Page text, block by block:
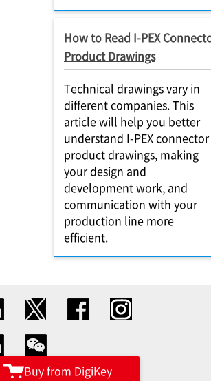
How to Read I-PEX
Product Drawings
Technical drawings vary in
different companies. This
article will help you better
understand I-PEX connector
product drawings, making
your design and
development work, and
communication with your
production line more
efficient.
Buy from DigiKey